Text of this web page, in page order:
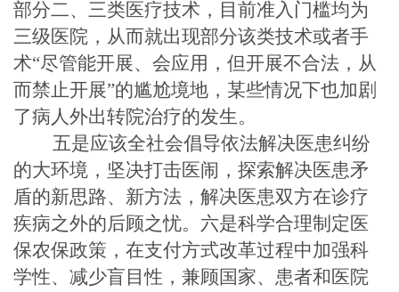
部分二、三类医疗技术，目前准入门槛均为
三级医院，从而就出现部分该类技术或者手
术“尽管能开展、会应用，但开展不合法，从
而禁止开展”的尴尬境地，某些情况下也加剧
了病人外出转院治疗的发生。
五是应该全社会倡导依法解决医患纠纷
的大环境，坚决打击医闹，探索解决医患矛
盾的新思路、新方法，解决医患双方在诊疗
疾病之外的后顾之忧。六是科学合理制定医
保农保政策，在支付方式改革过程中加强科
学性、减少盲目性，兼顾国家、患者和医院